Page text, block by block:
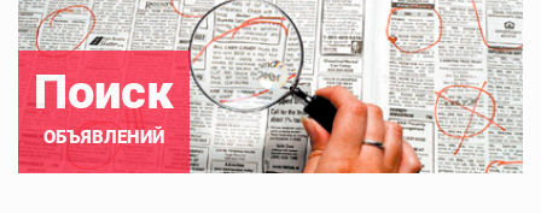
Поиск
ОБЪЯВЛЕНИЙ